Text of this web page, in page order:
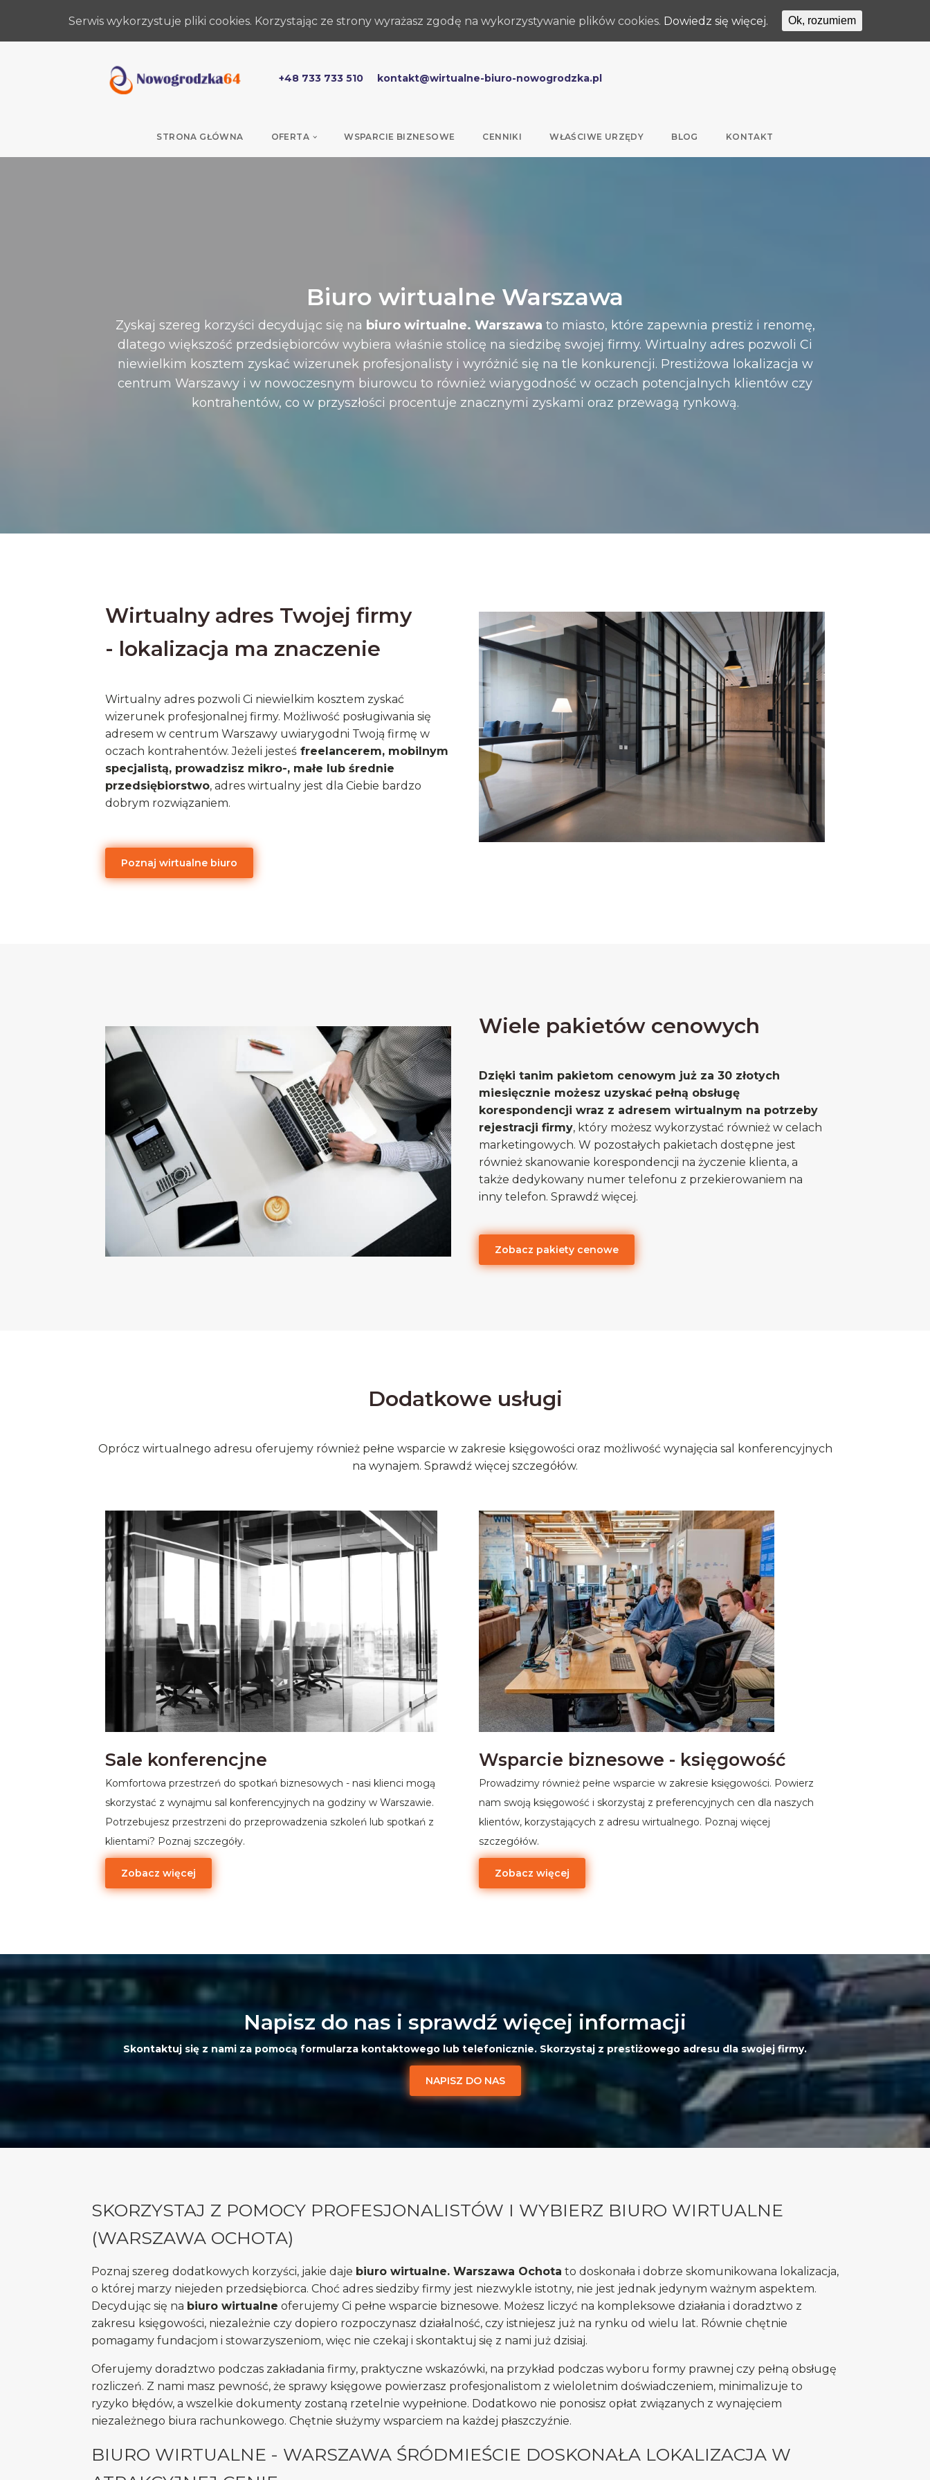
+48 733 733 510 kontakt@wirtualne-biuro-nowogrodzka.pl
STRONA GŁÓWNA OFERTA WSPARCIE BIZNESOWE CENNIKI WŁAŚCIWE URZĘDY BLOG KONTAKT
Biuro wirtualne Warszawa
Zyskaj szereg korzyści decydując się na biuro wirtualne. Warszawa to miasto, które zapewnia prestiż i renomę,
dlatego większość przedsiębiorców wybiera właśnie stolicę na siedzibę swojej firmy. Wirtualny adres pozwoli Ci
niewielkim kosztem zyskać wizerunek profesjonalisty i wyróżnić się na tle konkurencji. Prestiżowa lokalizacja w
centrum Warszawy i w nowoczesnym biurowcu to również wiarygodność w oczach potencjalnych klientów czy
kontrahentów, co w przyszłości procentuje znacznymi zyskami oraz przewagą rynkową.
Wirtualny adres Twojej firmy
- lokalizacja ma znaczenie
Wirtualny adres pozwoli Ci niewielkim kosztem zyskać
wizerunek profesjonalnej firmy. Możliwość posługiwania się
adresem w centrum Warszawy uwiarygodni Twoją firmę w
oczach kontrahentów. Jeżeli jesteś freelancerem, mobilnym
specjalistą, prowadzisz mikro-, małe lub średnie
przedsiębiorstwo, adres wirtualny jest dla Ciebie bardzo
dobrym rozwiązaniem.
Poznaj wirtualne biuro
Wiele pakietów cenowych
Dzięki tanim pakietom cenowym już za 30 złotych
miesięcznie możesz uzyskać pełną obsługę
korespondencji wraz z adresem wirtualnym na potrzeby
rejestracji firmy, który możesz wykorzystać również w celach
marketingowych. W pozostałych pakietach dostępne jest
również skanowanie korespondencji na życzenie klienta, a
także dedykowany numer telefonu z przekierowaniem na
inny telefon. Sprawdź więcej.
Zobacz pakiety cenowe
Dodatkowe usługi
Oprócz wirtualnego adresu oferujemy również pełne wsparcie w zakresie księgowości oraz możliwość wynajęcia sal konferencyjnych
na wynajem. Sprawdź więcej szczegółów.
Sale konferencjne
Komfortowa przestrzeń do spotkań biznesowych - nasi klienci mogą
skorzystać z wynajmu sal konferencyjnych na godziny w Warszawie.
Potrzebujesz przestrzeni do przeprowadzenia szkoleń lub spotkań z
klientami? Poznaj szczegóły.
Zobacz więcej
Wsparcie biznesowe - księgowość
Prowadzimy również pełne wsparcie w zakresie księgowości. Powierz
nam swoją księgowość i skorzystaj z preferencyjnych cen dla naszych
klientów, korzystających z adresu wirtualnego. Poznaj więcej
szczegółów.
Zobacz więcej
Napisz do nas i sprawdź więcej informacji
Skontaktuj się z nami za pomocą formularza kontaktowego lub telefonicznie. Skorzystaj z prestiżowego adresu dla swojej firmy.
NAPISZ DO NAS
SKORZYSTAJ Z POMOCY PROFESJONALISTÓW I WYBIERZ BIURO WIRTUALNE
(WARSZAWA OCHOTA)
Poznaj szereg dodatkowych korzyści, jakie daje biuro wirtualne. Warszawa Ochota to doskonała i dobrze skomunikowana lokalizacja,
o której marzy niejeden przedsiębiorca. Choć adres siedziby firmy jest niezwykle istotny, nie jest jednak jedynym ważnym aspektem.
Decydując się na biuro wirtualne oferujemy Ci pełne wsparcie biznesowe. Możesz liczyć na kompleksowe działania i doradztwo z
zakresu księgowości, niezależnie czy dopiero rozpoczynasz działalność, czy istniejesz już na rynku od wielu lat. Równie chętnie
pomagamy fundacjom i stowarzyszeniom, więc nie czekaj i skontaktuj się z nami już dzisiaj.
Oferujemy doradztwo podczas zakładania firmy, praktyczne wskazówki, na przykład podczas wyboru formy prawnej czy pełną obsługę
rozliczeń. Z nami masz pewność, że sprawy księgowe powierzasz profesjonalistom z wieloletnim doświadczeniem, minimalizuje to
ryzyko błędów, a wszelkie dokumenty zostaną rzetelnie wypełnione. Dodatkowo nie ponosisz opłat związanych z wynajęciem
niezależnego biura rachunkowego. Chętnie służymy wsparciem na każdej płaszczyźnie.
BIURO WIRTUALNE - WARSZAWA ŚRÓDMIEŚCIE DOSKONAŁA LOKALIZACJA W
Serwis wykorzystuje pliki cookies. Korzystając ze strony wyrażasz zgodę na wykorzystywanie plików cookies. Dowiedz się więcej. Ok, rozumiem